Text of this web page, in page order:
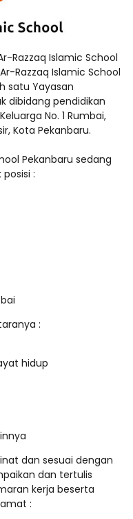
Razzaq Islamic School
Razzaq Islamic School
satu Yayasan
dibidang pendidikan
No. 1 Rumbai,
Kota Pekanbaru.
Pekanbaru sedang
:
:
hidup
dan sesuai dengan
dan tertulis
kerja beserta
: